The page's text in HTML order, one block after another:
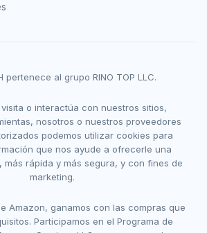
pertenece al grupo RINO TOP LLC.
o interactúa con nuestros sitios,
nosotros o nuestros proveedores
podemos utilizar cookies para
que nos ayude a ofrecerle una
más rápida y más segura, y con fines de
marketing.
Amazon, ganamos con las compras que
Participamos en el Programa de